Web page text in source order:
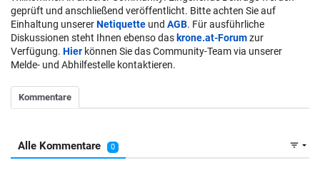
geprüft und anschließend veröffentlicht. Bitte achten Sie auf
Einhaltung unsererNetiquette und AGB. Für ausführliche
Diskussionen steht Ihnen ebenso daskrone.at-Forumzur
Verfügung. Hier können Sie das Community-Team via unserer
Melde- und Abhilfestelle kontaktieren.